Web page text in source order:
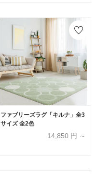
ファブリーズラグ「キルナ」全3
サイズ 全2色
14,850 円 ～